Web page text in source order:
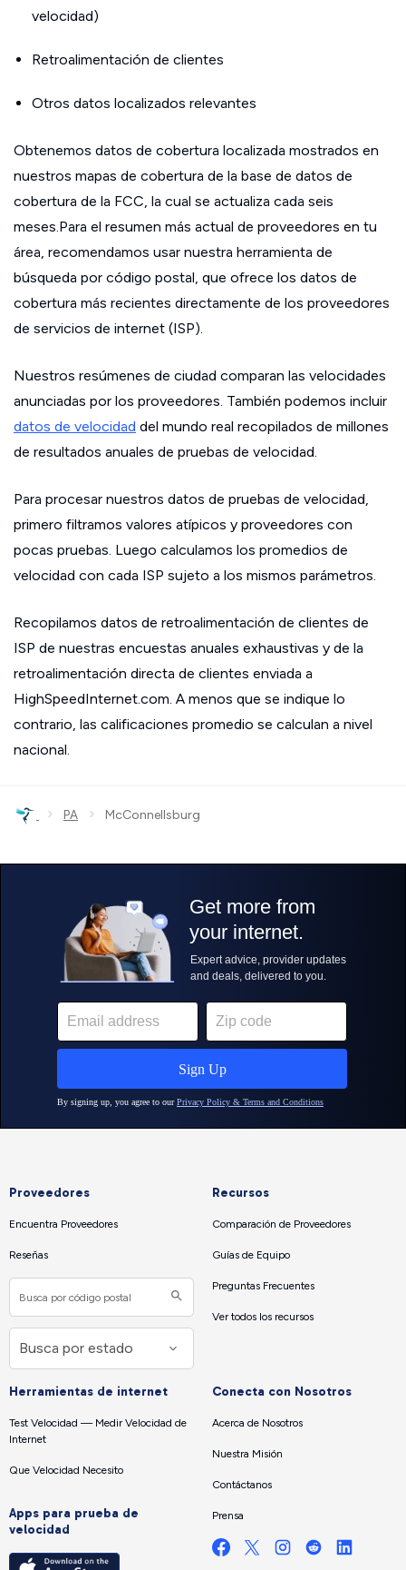
velocidad)
Retroalimentación de clientes
Otros datos localizados relevantes
Obtenemos datos de cobertura localizada mostrados en
nuestros mapas de cobertura de la base de datos de
cobertura de la FCC, la cual se actualiza cada seis
meses.Para el resumen más actual de proveedores en tu
área, recomendamos usar nuestra herramienta de
búsqueda por código postal, que ofrece los datos de
cobertura más recientes directamente de los proveedores
de servicios de internet (ISP).
Nuestros resúmenes de ciudad comparan las velocidades
anunciadas por los proveedores. También podemos incluir
datos de velocidad del mundo real recopilados de millones
de resultados anuales de pruebas de velocidad.
Para procesar nuestros datos de pruebas de velocidad,
primero filtramos valores atípicos y proveedores con
pocas pruebas. Luego calculamos los promedios de
velocidad con cada ISP sujeto a los mismos parámetros.
Recopilamos datos de retroalimentación de clientes de
ISP de nuestras encuestas anuales exhaustivas y de la
retroalimentación directa de clientes enviada a
HighSpeedInternet.com. A menos que se indique lo
contrario, las calificaciones promedio se calculan a nivel
nacional.
› PA › McConnellsburg
Proveedores
Encuentra Proveedores
Reseñas
Recursos
Comparación de Proveedores
Guías de Equipo
Preguntas Frecuentes
Ver todos los recursos
Herramientas de internet
Test Velocidad — Medir Velocidad de
Internet
Que Velocidad Necesito
Apps para prueba de
velocidad
Conecta con Nosotros
Acerca de Nosotros
Nuestra Misión
Contáctanos
Prensa